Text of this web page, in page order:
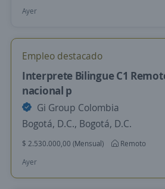
Ayer
Empleo destacado
Interprete Bilingue C1
nacional p
Gi Group Colombia
Bogotá, D.C., Bogotá, D.C.
$ 2.530.000,00 (Mensual)
Remoto
Ayer